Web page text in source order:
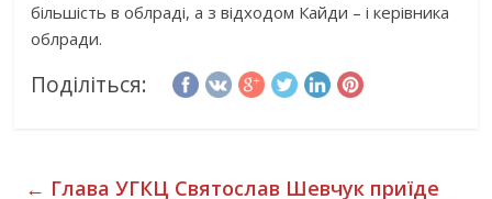
більшість в облраді, а з відходом Кайди – і керівника
облради.
Поділіться:
← Глава УГКЦ Святослав Шевчук приїде